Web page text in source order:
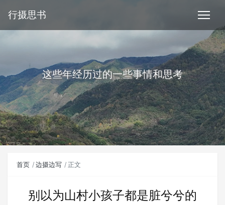
行摄思书
这些年经历过的一些事情和思考
首页 边摄边写 正文
别以为山村小孩子都是脏兮兮的